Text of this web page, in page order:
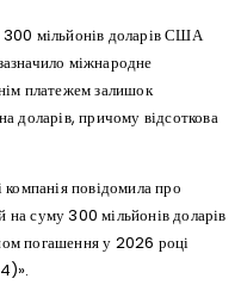
300 мільйонів доларів США
міжнародне
платежем залишок
доларів, причому відсоткова
повідомила про
на суму 300 мільйонів доларів
погашення у 2026 році